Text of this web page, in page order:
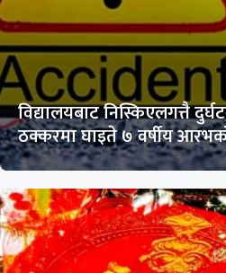
विद्यालयबाट निस्किएलगत्तै
ठक्करमा घाइते ७ वर्षीय